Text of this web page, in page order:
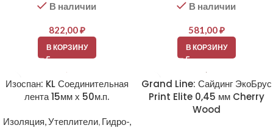
В наличии
822,00₽
В КОРЗИНУ
В наличии
581,00₽
В КОРЗИНУ
Изоспан: KL Соединительная
лента 15мм х 50м.п.
Изоляция, Утеплители, Гидро-,
Grand Line: Сайдинг ЭкоБрус
Print Elite 0,45 мм Cherry
Wood